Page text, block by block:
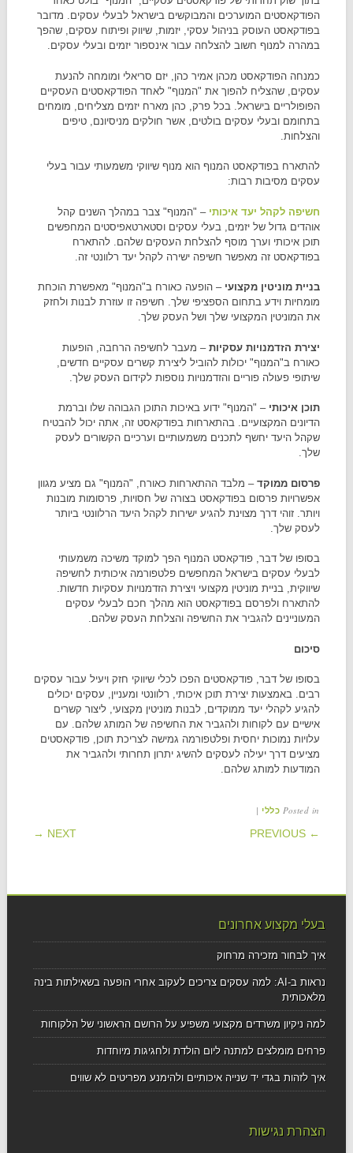
הפודקאסטים המוערכים והמבוקשים בישראל לבעלי עסקים. מדובר
בפודקאסט העוסק בניהול עסקי, יזמות, שיווק ופיתוח עסקים, שהפך
במהרה למנוף חשוב להצלחה עבור אינספור יזמים ובעלי עסקים.
כמנחה הפודקאסט מכהן אמיר כהן, יזם סריאלי ומומחה להנעת
עסקים, שהצליח להפוך את "המנוף" לאחד הפודקאסטים העסקיים
הפופולריים בישראל. בכל פרק, כהן מארח יזמים מצליחים, מומחים
בתחומם ובעלי עסקים בולטים, אשר חולקים מניסיונם, טיפים
והצלחות.
להתארח בפודקאסט המנוף הוא מנוף שיווקי משמעותי עבור בעלי
עסקים מסיבות רבות:
חשיפה לקהל יעד איכותי – "המנוף" צבר במהלך השנים קהל
אוהדים גדול של יזמים, בעלי עסקים וסטארטאפיסטים המחפשים
תוכן איכותי וערך מוסף להצלחת העסקים שלהם. להתארח
בפודקאסט זה מאפשר חשיפה ישירה לקהל יעד רלוונטי זה.
בניית מוניטין מקצועי – הופעה כאורח ב"המנוף" מאפשרת הוכחת
מומחיות וידע בתחום הספציפי שלך. חשיפה זו עוזרת לבנות ולחזק
את המוניטין המקצועי שלך ושל העסק שלך.
יצירת הזדמנויות עסקיות– מעבר לחשיפה הרחבה, הופעות
כאורח ב"המנוף" יכולות להוביל ליצירת קשרים עסקיים חדשים,
שיתופי פעולה פוריים והזדמנויות נוספות לקידום העסק שלך.
תוכן איכותי – "המנוף" ידוע באיכות התוכן הגבוהה שלו וברמת
הדיונים המקצועיים. בהתארחות בפודקאסט זה, אתה יכול להבטיח
שקהל היעד יחשף לתכנים משמעותיים וערכיים הקשורים לעסק
שלך.
פרסום ממוקד– מלבד ההתארחות כאורח, "המנוף" גם מציע מגוון
אפשרויות פרסום בפודקאסט בצורה של חסויות, פרסומות מובנות
ויותר. זוהי דרך מצוינת להגיע ישירות לקהל היעד הרלוונטי ביותר
לעסק שלך.
בסופו של דבר, פודקאסט המנוף הפך למוקד משיכה משמעותי
לבעלי עסקים בישראל המחפשים פלטפורמה איכותית לחשיפה
שיווקית, בניית מוניטין מקצועי ויצירת הזדמנויות עסקיות חדשות.
להתארח ולפרסם בפודקאסט הוא מהלך חכם לבעלי עסקים
המעוניינים להגביר את החשיפה והצלחת העסק שלהם.
סיכום
בסופו של דבר, פודקאסטים הפכו לכלי שיווקי חזק ויעיל עבור עסקים
רבים. באמצעות יצירת תוכן איכותי, רלוונטי ומעניין, עסקים יכולים
להגיע לקהלי יעד ממוקדים, לבנות מוניטין מקצועי, ליצור קשרים
אישיים עם לקוחות ולהגביר את החשיפה של המותג שלהם. עם
עלויות נמוכות יחסית ופלטפורמה גמישה לצריכת תוכן, פודקאסטים
מציעים דרך יעילה לעסקים להשיג יתרון תחרותי ולהגביר את
המודעות למותג שלהם.
Posted in כללי |
POST NAVIGATION
← PREVIOUS
NEXT →
בעלי מקצוע אחרונים
איך לבחור מזכירה מרחוק
נראות ב-AI: למה עסקים צריכים לעקוב אחרי הופעה בשאילתות בינה
מלאכותית
למה ניקיון משרדים מקצועי משפיע על הרושם הראשוני של הלקוחות
פרחים מומלצים למתנה ליום הולדת ולחגיגות מיוחדות
איך לזהות בגדי יד שנייה איכותיים ולהימנע מפריטים לא שווים
הצהרת נגישות